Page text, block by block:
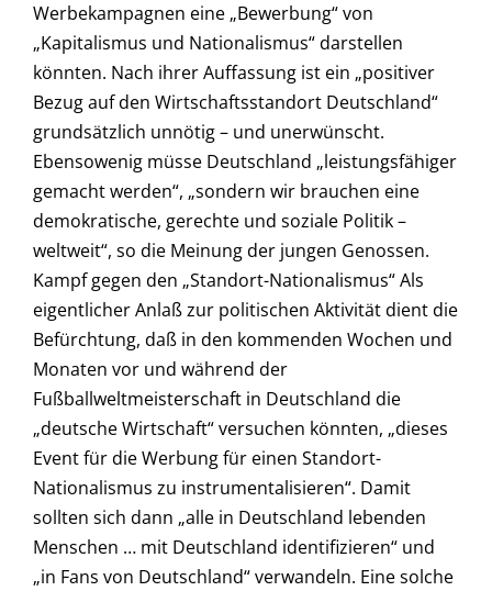
Werbekampagnen eine „Bewerbung“ von
„Kapitalismus und Nationalismus“ darstellen
könnten. Nach ihrer Auffassung ist ein „positiver
Bezug auf den Wirtschaftsstandort Deutschland“
grundsätzlich unnötig – und unerwünscht.
Ebensowenig müsse Deutschland „leistungsfähiger
gemacht werden“, „sondern wir brauchen eine
demokratische, gerechte und soziale Politik –
weltweit“, so die Meinung der jungen Genossen.
Kampf gegen den „Standort-Nationalismus“ Als
eigentlicher Anlaß zur politischen Aktivität dient die
Befürchtung, daß in den kommenden Wochen und
Monaten vor und während der
Fußballweltmeisterschaft in Deutschland die
„deutsche Wirtschaft“ versuchen könnten, „dieses
Event für die Werbung für einen Standort-
Nationalismus zu instrumentalisieren“. Damit
sollten sich dann „alle in Deutschland lebenden
Menschen … mit Deutschland identifizieren“ und
„in Fans von Deutschland“ verwandeln. Eine solche